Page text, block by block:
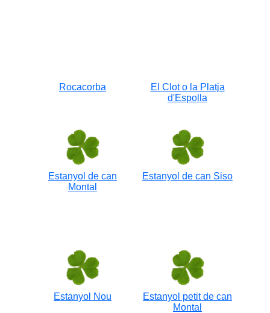
Rocacorba
El Clot o la Platja
d'Espolla
Estanyol de can
Montal
Estanyol de can Siso
Estanyol Nou
Estanyol petit de can
Montal